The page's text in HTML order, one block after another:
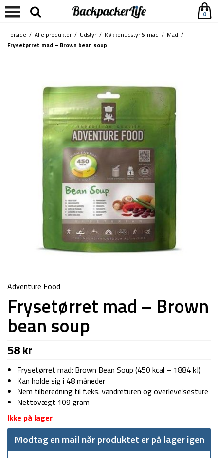
0
Forside / Alle produkter/ Udstyr/ Køkkenudstyr & mad / Mad /
Frysetørret mad – Brown bean soup
Adventure Food
Frysetørret mad – Brown
bean soup
58kr
Frysetørret mad: Brown Bean Soup (450 kcal – 1884 kJ)
Kan holde sig i 48 måneder
Nem tilberedning til f.eks. vandreturen og overlevelsesture
Nettovægt 109 gram
Ikke på lager
Modtag en mail når produktet er på lager igen